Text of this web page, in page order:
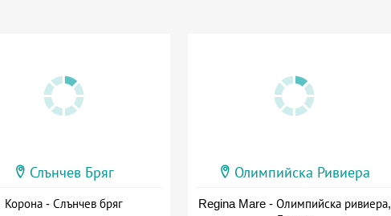
Слънчев Бряг
Корона - Слънчев бряг
Олимпийска Ривиера
Regina Mare - Олимпийска ривиера,